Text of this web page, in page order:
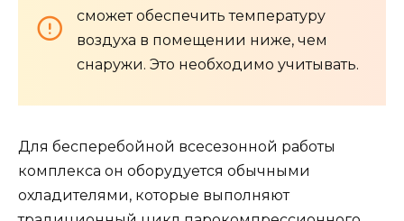
сможет обеспечить температуру
воздуха в помещении ниже, чем
снаружи. Это необходимо учитывать.
Для бесперебойной всесезонной работы
комплекса он оборудуется обычными
охладителями, которые выполняют